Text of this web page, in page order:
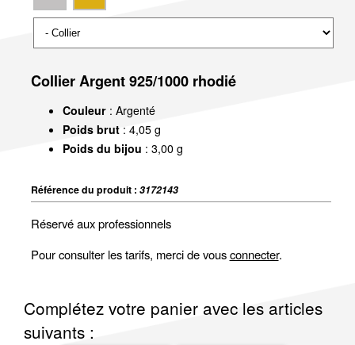
Collier Argent 925/1000 rhodié
Couleur: Argenté
Poids brut: 4,05 g
Poids du bijou : 3,00 g
Référence du produit : 3172143
Réservé aux professionnels
Pour consulter les tarifs, merci de vousconnecter.
Complétez votre panier avec les articles
suivants :